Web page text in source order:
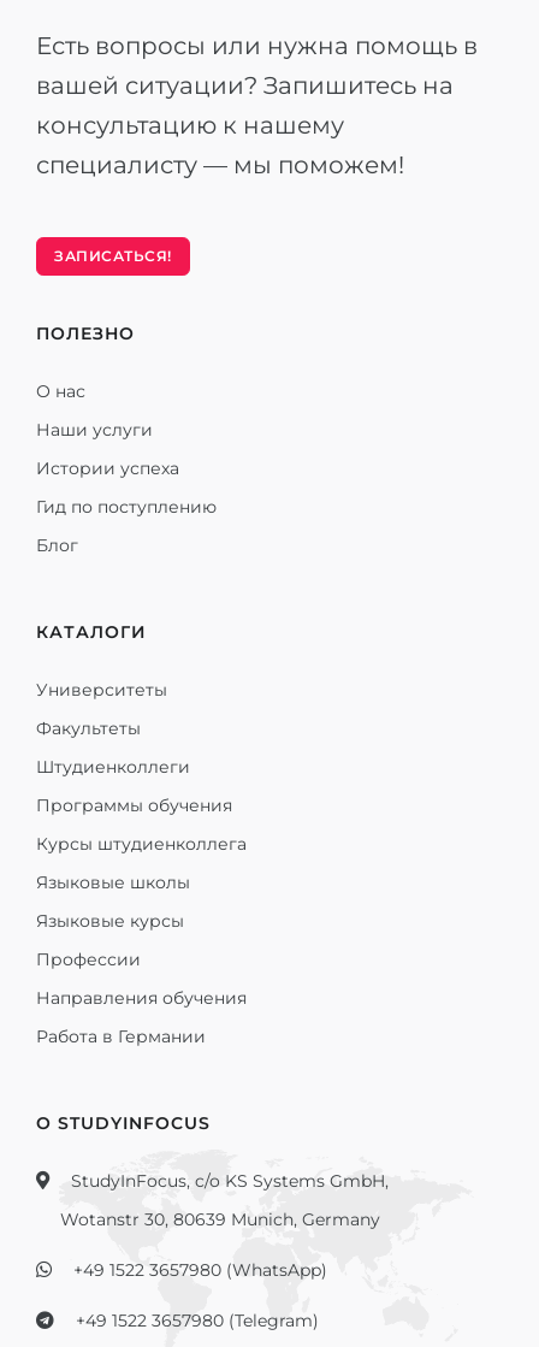
Есть вопросы или нужна помощь в
вашей ситуации? Запишитесь на
консультацию к нашему
специалисту — мы поможем!
ЗАПИСАТЬСЯ!
ПОЛЕЗНО
О нас
Наши услуги
Истории успеха
Гид по поступлению
Блог
КАТАЛОГИ
Университеты
Факультеты
Штудиенколлеги
Программы обучения
Курсы штудиенколлега
Языковые школы
Языковые курсы
Профессии
Направления обучения
Работа в Германии
О STUDYINFOCUS
StudyInFocus, c/o KS Systems GmbH,
Wotanstr 30, 80639 Munich, Germany
+49 1522 3657980 (WhatsApp)
+49 1522 3657980 (Telegram)